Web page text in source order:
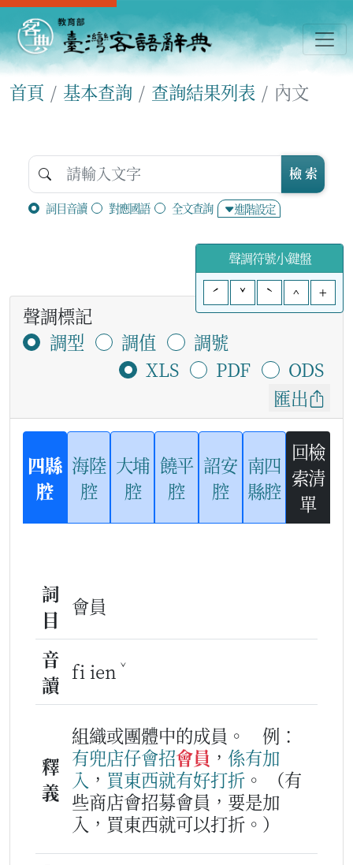
首頁 基本查詢 查詢結果列表 內文
詞目音讀 對應國語 全文查詢 進階設定
檢 索
聲調符號小鍵盤
ˊ
ˇ ˋ ^ +
聲調標記
調型
調值
調號
XLS
PDF
ODS
匯出
四縣
腔
海陸
腔
大埔
腔
饒平
腔
詔安
腔
南四
縣腔
回檢
索清
單
詞
目
會員
音
讀
fi ien ˇ
釋
義
組織或團體中的成員。
例：
有兜店仔會招會員 ， 係有加
入 ， 買東西就有好打折 。
（有
些商店會招募會員，要是加
入，買東西就可以打折。）